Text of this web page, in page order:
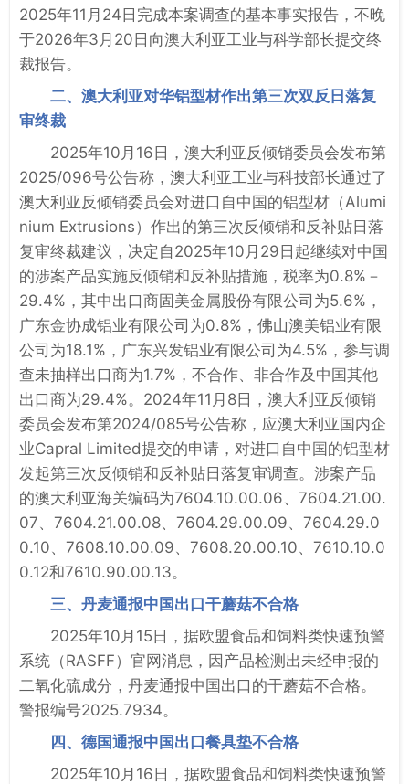
2025年11月24日完成本案调查的基本事实报告，不晚
于2026年3月20日向澳大利亚工业与科学部长提交终
裁报告。
二、澳大利亚对华铝型材作出第三次双反日落复
审终裁
2025年10月16日，澳大利亚反倾销委员会发布第
2025/096号公告称，澳大利亚工业与科技部长通过了
澳大利亚反倾销委员会对进口自中国的铝型材（Alumi
nium Extrusions）作出的第三次反倾销和反补贴日落
复审终裁建议，决定自2025年10月29日起继续对中国
的涉案产品实施反倾销和反补贴措施，税率为0.8%－
29.4%，其中出口商固美金属股份有限公司为5.6%，
广东金协成铝业有限公司为0.8%，佛山澳美铝业有限
公司为18.1%，广东兴发铝业有限公司为4.5%，参与调
查未抽样出口商为1.7%，不合作、非合作及中国其他
出口商为29.4%。2024年11月8日，澳大利亚反倾销
委员会发布第2024/085号公告称，应澳大利亚国内企
业Capral Limited提交的申请，对进口自中国的铝型材
发起第三次反倾销和反补贴日落复审调查。涉案产品
的澳大利亚海关编码为7604.10.00.06、7604.21.00.
07、7604.21.00.08、7604.29.00.09、7604.29.0
0.10、7608.10.00.09、7608.20.00.10、7610.10.0
0.12和7610.90.00.13。
三、丹麦通报中国出口干蘑菇不合格
2025年10月15日，据欧盟食品和饲料类快速预警
系统（RASFF）官网消息，因产品检测出未经申报的
二氧化硫成分，丹麦通报中国出口的干蘑菇不合格。
警报编号2025.7934。
四、德国通报中国出口餐具垫不合格
2025年10月16日，据欧盟食品和饲料类快速预警